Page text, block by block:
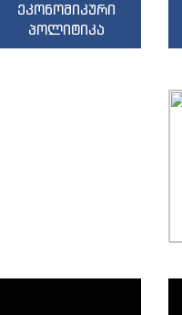
ეკონომიკური
პოლიტიკა